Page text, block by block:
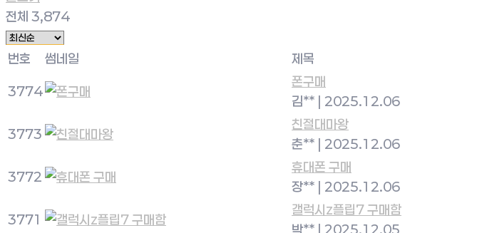
전체 3,874
번호 썸네일 제목
3774
폰구매
김**
2025.12.06
3773
친절대마왕
춘**
2025.12.06
3772
휴대폰 구매
장**
2025.12.06
3771
갤럭시z플립7 구매함
박**
2025.12.05